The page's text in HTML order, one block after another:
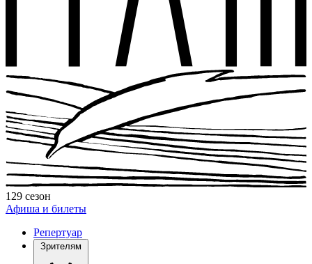
129 сезон
Афиша и билеты
Репертуар
Зрителям